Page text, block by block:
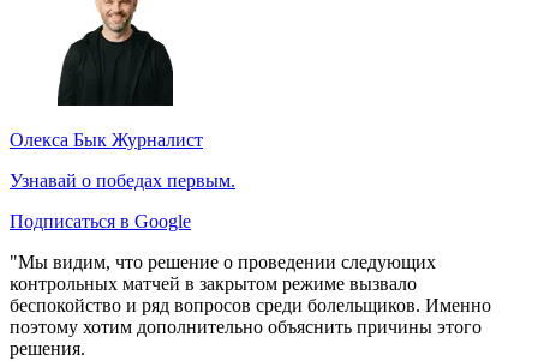
Олекса Бык Журналист
Узнавай о победах первым.
Подписаться в Google
"Мы видим, что решение о проведении следующих
контрольных матчей в закрытом режиме вызвало
беспокойство и ряд вопросов среди болельщиков. Именно
поэтому хотим дополнительно объяснить причины этого
решения.